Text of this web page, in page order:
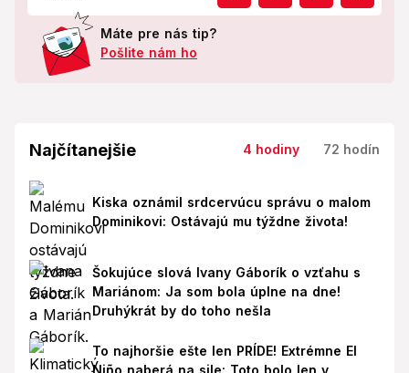
Máte pre nás tip?
Pošlite nám ho
Najčítanejšie 4 hodiny 72 hodín
Kiska oznámil srdcervúcu správu o malom
Dominikovi: Ostávajú mu týždne života!
Šokujúce slová Ivany Gáborík o vzťahu s
Mariánom: Ja som bola úplne na dne!
Druhýkrát by do toho nešla
To najhoršie ešte len PRÍDE! Extrémne El
Niño naberá na sile: Toto bolo len v